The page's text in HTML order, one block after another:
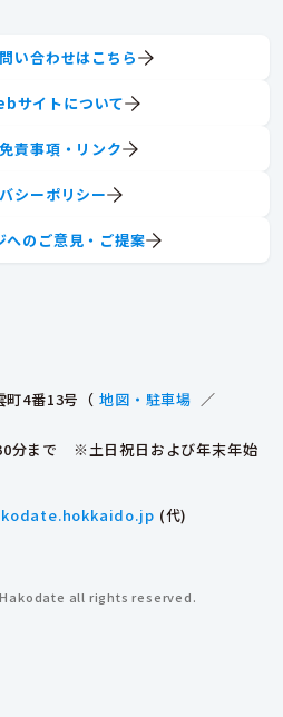
町4番13号（ 地図・駐車場 ／
分まで ※土日祝日および年末年始
(代)
い合わせはこちら
サイトについて
責事項・リンク
シーポリシー
へのご意見・ご提案
all rights reserved.